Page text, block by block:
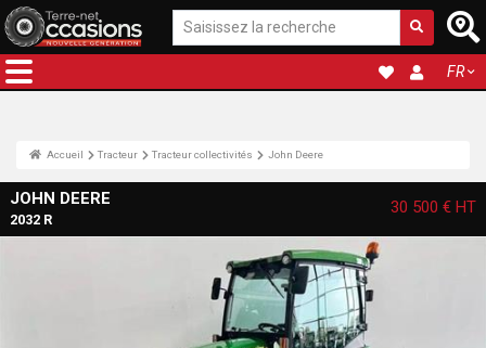
FR
Accueil Tracteur Tracteur collectivités John Deere
JOHN DEERE
2032 R
30 500 € HT